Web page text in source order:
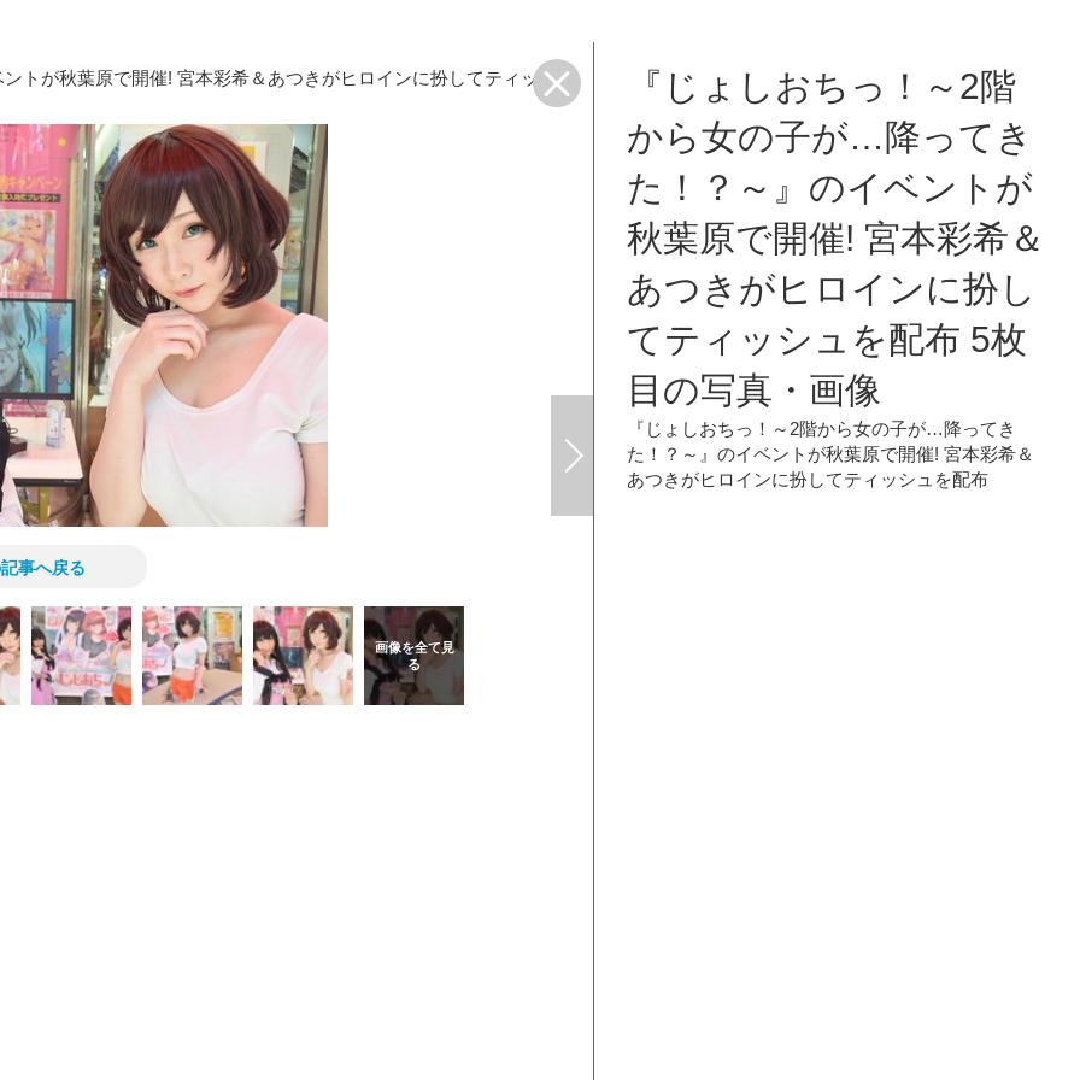
が秋葉原で開催! 宮本彩希＆あつきがヒロインに扮してティッシュ
事へ戻る
『じょしおちっ！～2階
から女の子が…降ってき
た！？～』のイベントが
秋葉原で開催! 宮本彩希＆
あつきがヒロインに扮し
てティッシュを配布 5枚
目の写真・画像
『じょしおちっ！～2階から女の子が…降ってき
た！？～』のイベントが秋葉原で開催! 宮本彩希＆
あつきがヒロインに扮してティッシュを配布